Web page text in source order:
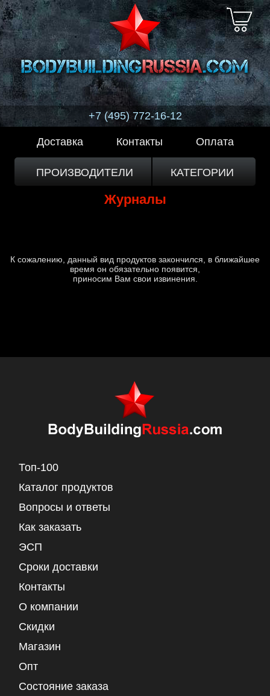
+7 (495) 772-16-12
Доставка Контакты Оплата
ПРОИЗВОДИТЕЛИ КАТЕГОРИИ
Журналы
К сожалению, данный вид продуктов закончился, в ближайшее
время он обязательно появится,
приносим Вам свои извинения.
Топ-100
Каталог продуктов
Вопросы и ответы
Как заказать
ЭСП
Сроки доставки
Контакты
О компании
Скидки
Магазин
Опт
Состояние заказа